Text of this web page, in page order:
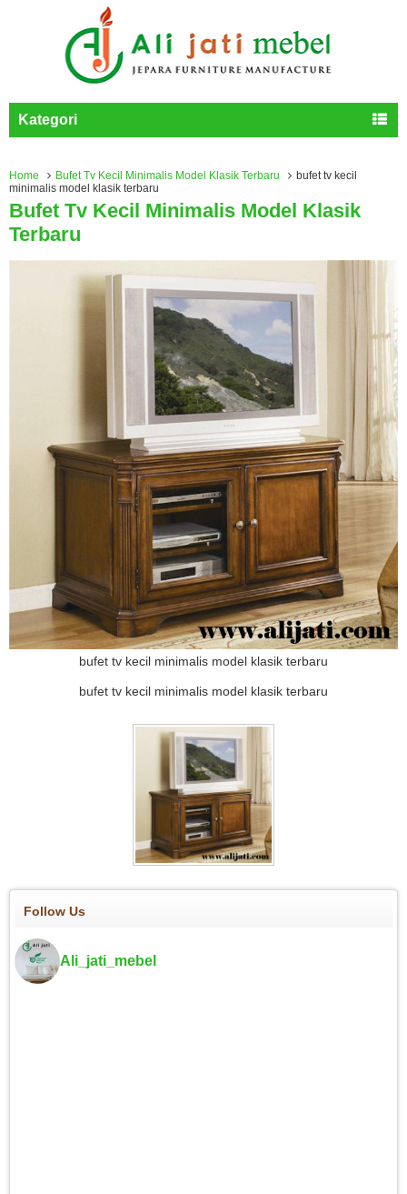
Kategori
Home Bufet Tv Kecil Minimalis Model Klasik Terbaru
bufet tv kecil
minimalis model klasik terbaru
Bufet Tv Kecil Minimalis Model Klasik
Terbaru
bufet tv kecil minimalis model klasik terbaru
bufet tv kecil minimalis model klasik terbaru
Follow Us
Ali_jati_mebel